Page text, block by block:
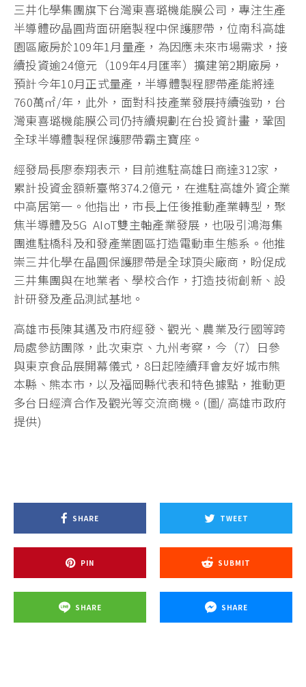
三井化學集團旗下台灣東喜璐機能膜公司，專注生產
半導體矽晶圓背面研磨製程中保護膠帶，位南科高雄
園區廠房於109年1月量產，為因應未來市場需求，接
續投資逾24億元（109年4月匯率）擴建第2期廠房，
預計今年10月正式量產，半導體製程膠帶產能將達
760萬㎡/年，此外，面對科技產業發展持續強勁，台
灣東喜璐機能膜公司仍持續規劃在台投資計畫，鞏固
全球半導體製程保護膠帶霸主寶座。
經發局長廖泰翔表示，目前進駐高雄日商達312家，
累計投資金額新臺幣374.2億元，在進駐高雄外資企業
中高居第一。他指出，市長上任後推動產業轉型，聚
焦半導體及5G AIoT雙主軸產業發展，也吸引鴻海集
團進駐橋科及和發產業園區打造電動車生態系。他推
崇三井化學在晶圓保護膠帶是全球頂尖廠商，盼促成
三井集團與在地業者、學校合作，打造技術創新、設
計研發及產品測試基地。
高雄市長陳其邁及市府經發、觀光、農業及行國等跨
局處參訪團隊，此次東京、九州考察，今（7）日參
與東京食品展開幕儀式，8日起陸續拜會友好城市熊
本縣、熊本市，以及福岡縣代表和特色據點，推動更
多台日經濟合作及觀光等交流商機。(圖/ 高雄市政府
提供)
SHARE TWEET
PIN SUBMIT
SHARE SHARE